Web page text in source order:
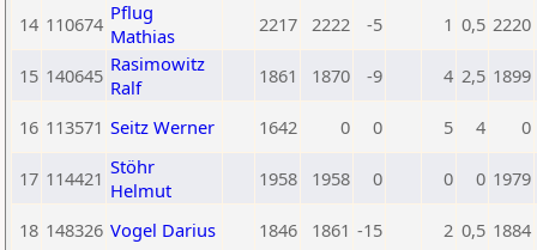
14 110674 Pflug
Mathias
2217 2222 -5 1 0,5 2220
15 140645 Rasimowitz
Ralf
1861 1870 -9 4 2,5 1899
16 113571 Seitz Werner 1642 0 0 5 4 0
17 114421 Stöhr
Helmut
1958 1958 0 0 0 1979
18 148326 Vogel Darius 1846 1861 -15 2 0,5 1884